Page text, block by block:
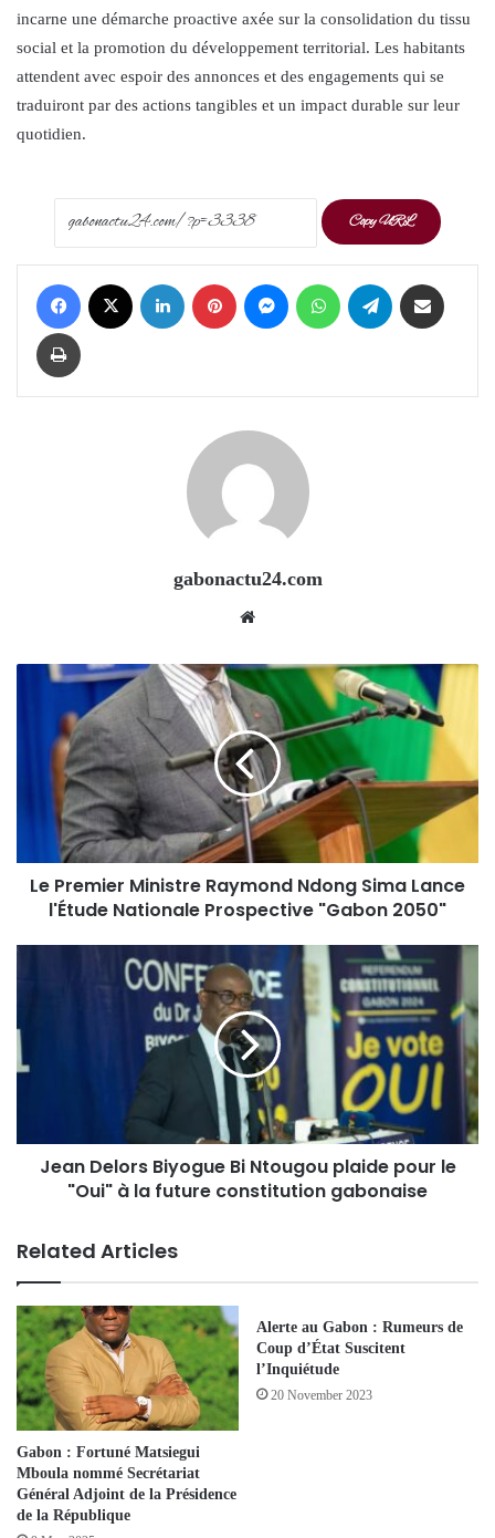
incarne une démarche proactive axée sur la consolidation du tissu
social et la promotion du développement territorial. Les habitants
attendent avec espoir des annonces et des engagements qui se
traduiront par des actions tangibles et un impact durable sur leur
quotidien.
Copy URL
Facebook LinkedIn Pinterest Messenger WhatsApp Telegram
Print
gabonactu24.com
Le Premier Ministre Raymond Ndong Sima Lance
l'Étude Nationale Prospective "Gabon 2050"
Jean Delors Biyogue Bi Ntougou plaide pour le
"Oui" à la future constitution gabonaise
Related Articles
Gabon : Fortuné Matsiegui
Mboula nommé Secrétariat
Général Adjoint de la Présidence
de la République
Alerte au Gabon : Rumeurs de
Coup d’État Suscitent
l’Inquiétude
20 November 2023